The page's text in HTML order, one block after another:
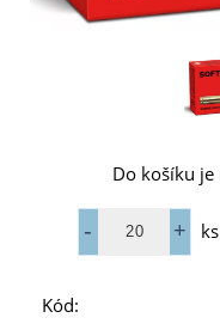
Do košíku
ks
Kód: